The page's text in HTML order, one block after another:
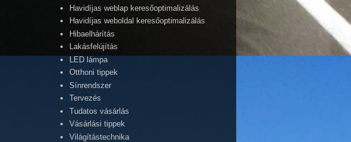
Havidíjas weblap keresőoptimalizálás
Havidíjas weboldal keresőoptimalizálás
Hibaelhárítás
Lakásfelújítás
LED lámpa
Otthoni tippek
Sínrendszer
Tervezés
Tudatos vásárlás
Vásárlási tippek
Világítástechnika